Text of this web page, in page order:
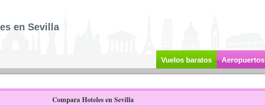
en Sevilla
Vuelos baratos Aeropuertos
Compara Hoteles en Sevilla